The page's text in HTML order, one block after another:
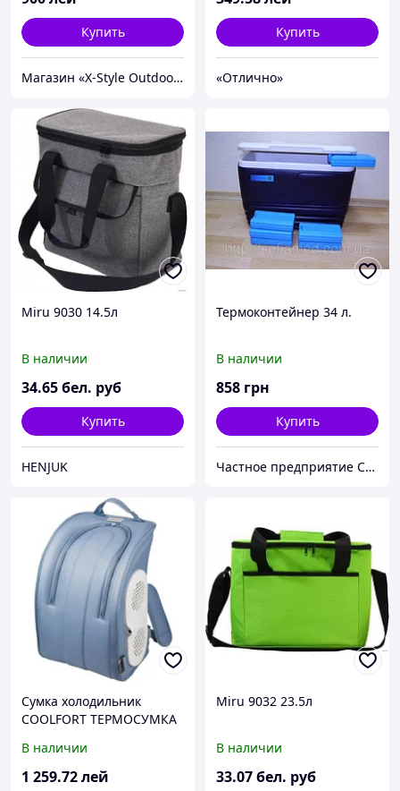
Купить
Магазин «X-Style Outdoor Center»
Купить
«Отлично»
Miru 9030 14.5л
В наличии
34.65бел. руб
Купить
HENJUK
Термоконтейнер 34 л.
В наличии
858 грн
Купить
Частное предприятие София Мед
Сумка холодильник
COOLFORT ТЕРМОСУМКА
В наличии
1 259.72лей
Miru 9032 23.5л
В наличии
33.07бел. руб